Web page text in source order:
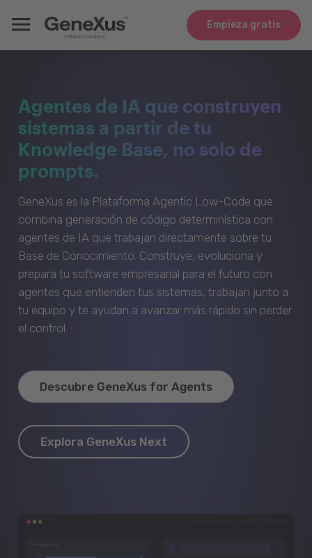
Empieza gratis
Agentes de IA que construyen
sistemas a partir de tu
Knowledge Base, no solo de
prompts.
GeneXus es la Plataforma Agentic Low-Code que
combina generación de código determinística con
agentes de IA que trabajan directamente sobre tu
Base de Conocimiento. Construye, evoluciona y
prepara tu software empresarial para el futuro con
agentes que entienden tus sistemas, trabajan junto a
tu equipo y te ayudan a avanzar más rápido sin perder
el control.
Descubre GeneXus for Agents
Explora GeneXus Next